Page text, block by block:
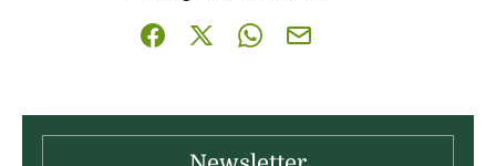
Partager sur Facebook (nouvelle fenêtre)
Partager sur X / Twitter (nouvelle
Partager sur WhatsApp
Partager par mail